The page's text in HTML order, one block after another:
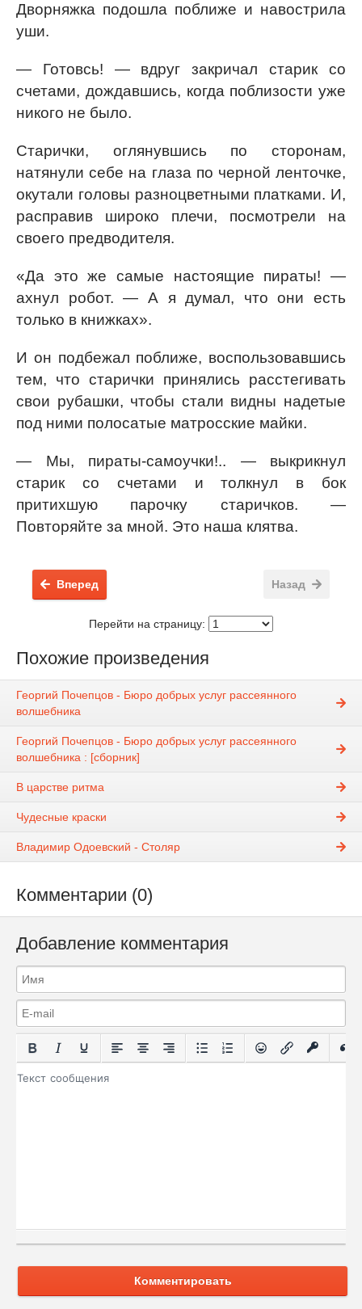
Дворняжка подошла поближе и навострила
уши.
— Готовсь! — вдруг закричал старик со
счетами, дождавшись, когда поблизости уже
никого не было.
Старички, оглянувшись по сторонам,
натянули себе на глаза по черной ленточке,
окутали головы разноцветными платками. И,
расправив широко плечи, посмотрели на
своего предводителя.
«Да это же самые настоящие пираты! —
ахнул робот. — А я думал, что они есть
только в книжках».
И он подбежал поближе, воспользовавшись
тем, что старички принялись расстегивать
свои рубашки, чтобы стали видны надетые
под ними полосатые матросские майки.
— Мы, пираты-самоучки!.. — выкрикнул
старик со счетами и толкнул в бок
притихшую парочку старичков. —
Повторяйте за мной. Это наша клятва.
Назад
Вперед
Перейти на страницу:
Похожие произведения
Георгий Почепцов - Бюро добрых услуг рассеянного
волшебника
Георгий Почепцов - Бюро добрых услуг рассеянного
волшебника : [сборник]
В царстве ритма
Чудесные краски
Владимир Одоевский - Столяр
Комментарии (0)
Добавление комментария
Комментировать